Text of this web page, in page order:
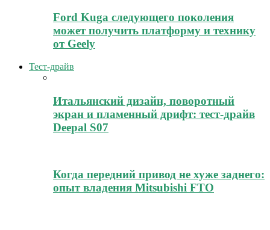
Ford Kuga следующего поколения
может получить платформу и технику
от Geely
Тест-драйв
Итальянский дизайн, поворотный
экран и пламенный дрифт: тест-драйв
Deepal S07
Когда передний привод не хуже заднего:
опыт владения Mitsubishi FTO